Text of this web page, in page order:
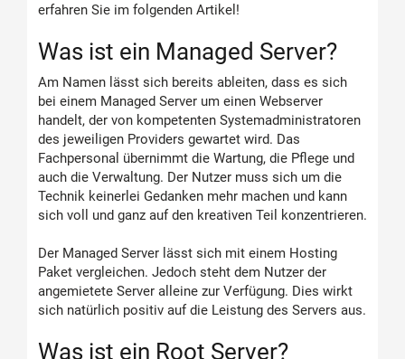
erfahren Sie im folgenden Artikel!
Was ist ein Managed Server?
Am Namen lässt sich bereits ableiten, dass es sich
bei einem Managed Server um einen Webserver
handelt, der von kompetenten Systemadministratoren
des jeweiligen Providers gewartet wird. Das
Fachpersonal übernimmt die Wartung, die Pflege und
auch die Verwaltung. Der Nutzer muss sich um die
Technik keinerlei Gedanken mehr machen und kann
sich voll und ganz auf den kreativen Teil konzentrieren.
Der Managed Server lässt sich mit einem Hosting
Paket vergleichen. Jedoch steht dem Nutzer der
angemietete Server alleine zur Verfügung. Dies wirkt
sich natürlich positiv auf die Leistung des Servers aus.
Was ist ein Root Server?